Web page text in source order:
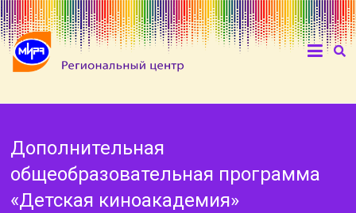
Дополнительная
общеобразовательная программа
«Детская киноакадемия»